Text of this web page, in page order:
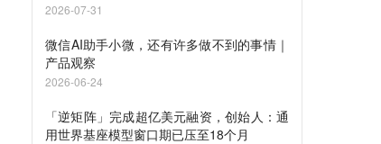
2026-07-31
微信AI助手小微，还有许多做不到的事情｜
产品观察
2026-06-24
「逆矩阵」完成超亿美元融资，创始人：通
用世界基座模型窗口期已压至18个月